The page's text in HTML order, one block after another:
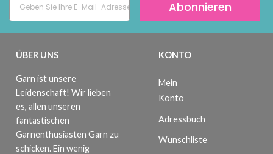
Abonnieren
ÜBER UNS
Garn ist unsere
Leidenschaft! Wir lieben
es, allen unseren
fantastischen
Garnenthusiasten Garn zu
schicken. Ein wenig
KONTO
Mein
Konto
Adressbuch
Wunschliste